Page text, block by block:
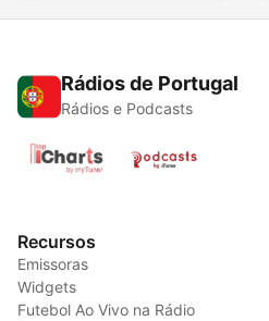
Rádios de Portugal
Rádios e Podcasts
Recursos
Emissoras
Widgets
Futebol Ao Vivo na Rádio